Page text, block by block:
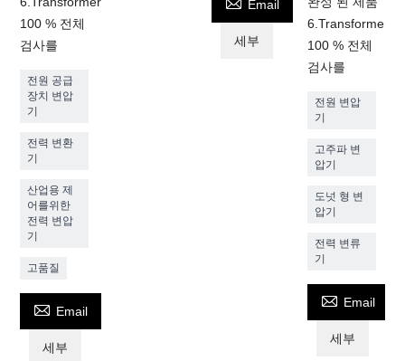
100 % 전체
검사를
전원 공급
장치 변압
기
전력 변환
기
산업용 제
어를위한
전력 변압
기
고품질
 Email
세부
Email
세부
6.Transformer
100 % 전체
검사를
전원 변압
기
고주파 변
압기
도넛 형 변
압기
전력 변류
기
 Email
세부